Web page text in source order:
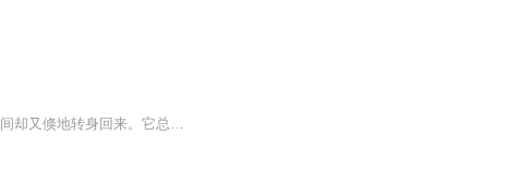
浩渤无垠的宇宙中,逼人的敌意总好像在步步相随。危险冷不丁儿地冒出来,擦身而过,片刻间却又倏地转身回来。它总是在如此频繁地来来去去。星星则眨着冷酷的眼睛漠视着一切。 太空工程师尼克。詹金斯正骑着CT牛沉着地应付着种种危险。 CT牛是他用来采集、装载那些不可接触的CT流星的工具。一台危险的混合型机器,既是采矿机,又是飞船;构成物质中既有物质,又有反物质。詹金斯坐的位子暴露在外,下边是个微型原子反应堆,身后则是逆引力驱动器,这些都是由可以接触的物质制造的。隔着厚厚的防辐射铅板...